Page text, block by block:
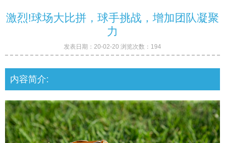
激烈!球场大比拼，球手挑战，增加团队凝聚
力
发表日期：20-02-20 浏览次数：194
内容简介: